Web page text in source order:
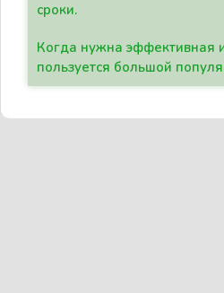
сроки.
Когда нужна эффективная
пользуется большой